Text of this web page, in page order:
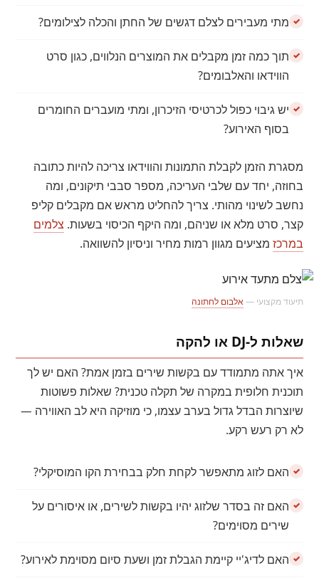
מתי מעבירים לצלם דגשים של החתן והכלה לצילומים?
תוך כמה זמן מקבלים את המוצרים הנלווים, כגון סרט
הווידאו והאלבומים?
יש גיבוי כפול לכרטיסי הזיכרון, ומתי מועברים החומרים
בסוף האירוע?
מסגרת הזמן לקבלת התמונות והווידאו צריכה להיות כתובה
בחוזה, יחד עם שלבי העריכה, מספר סבבי תיקונים, ומה
נחשב לשינוי מהותי. צריך להחליט מראש אם מקבלים קליפ
קצר, סרט מלא או שניהם, ומה היקף הכיסוי בשעות. צלמים
במרכז מציעים מגוון רמות מחיר וניסיון להשוואה.
תיעוד מקצועי — אלבום לחתונה
שאלות ל-DJ או להקה
איך אתה מתמודד עם בקשות שירים בזמן אמת? האם יש לך
תוכנית חלופית במקרה של תקלה טכנית? שאלות פשוטות
שיוצרות הבדל גדול בערב עצמו, כי מוזיקה היא לב האווירה —
לא רק רעש רקע.
האם לזוג מתאפשר לקחת חלק בבחירת הקו המוסיקלי?
האם זה בסדר שלזוג יהיו בקשות לשירים, או איסורים על
שירים מסוימים?
האם לדיג'יי קיימת הגבלת זמן ושעת סיום מסוימת לאירוע?